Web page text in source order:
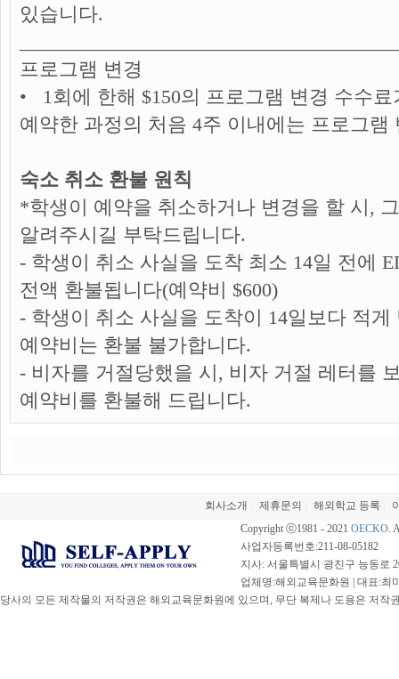
있습니다.
프로그램 변경
• 1회에 한해 $150의 프로그램 변경 수수
예약한 과정의 처음 4주 이내에는 프로그
숙소 취소 환불 원칙
*학생이 예약을 취소하거나 변경을 할 시,
알려주시길 부탁드립니다.
- 학생이 취소 사실을 도착 최소 14일 전에
전액 환불됩니다(예약비 $600)
- 학생이 취소 사실을 도착이 14일보다 적게
예약비는 환불 불가합니다.
- 비자를 거절당했을 시, 비자 거절 레터를
예약비를 환불해 드립니다.
회사소개 제휴문의 해외학교 등록
Copyright ⓒ1981 - 2021 OECKO.
사업자등록번호:211-08-05182
지사: 서울특별시 광진구 능동로
업체명:해외교육문화원 | 대표:최
당사의 모든 제작물의 저작권은 해외교육문화원에 있으며, 무단 복제나 도용은 저